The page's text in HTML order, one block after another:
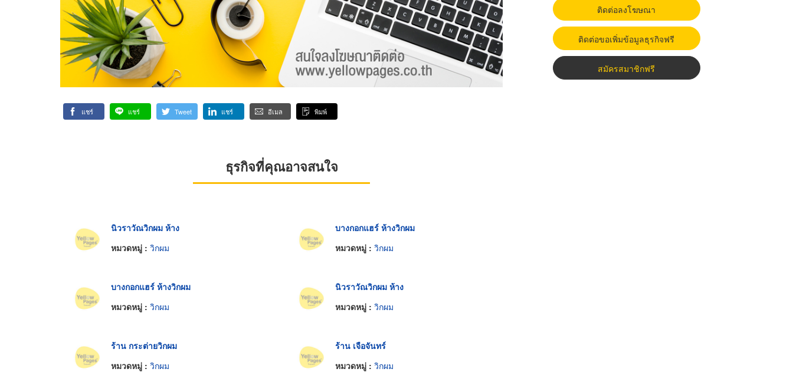
แชร์ แชร์ Tweet แชร์ อีเมล พิมพ์
ธุรกิจที่คุณอาจสนใจ
นิวราวัณวิกผม ห้าง
หมวดหมู่ : วิกผม
บางกอกแฮร์ ห้างวิกผม
หมวดหมู่ : วิกผม
บางกอกแฮร์ ห้างวิกผม
หมวดหมู่ : วิกผม
นิวราวัณวิกผม ห้าง
หมวดหมู่ : วิกผม
ร้าน กระต่ายวิกผม
หมวดหมู่ : วิกผม
ร้าน เจือจันทร์
หมวดหมู่ : วิกผม
ติดต่อลงโฆษณา
ติดต่อขอเพิ่มข้อมูลธุรกิจฟรี
สมัครสมาชิกฟรี